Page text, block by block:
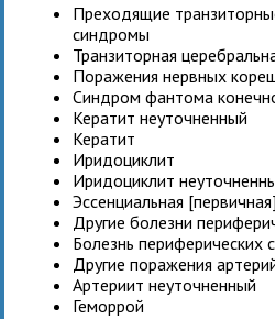
Преходящие
синдромы
Транзиторная
Поражения нервных
Синдром фантома
Кератит неуточненный
Кератит
Иридоциклит
Иридоциклит
Эссенциальная
Другие болезни
Болезнь периферических
Другие поражения
Артериит неуточненный
Геморрой